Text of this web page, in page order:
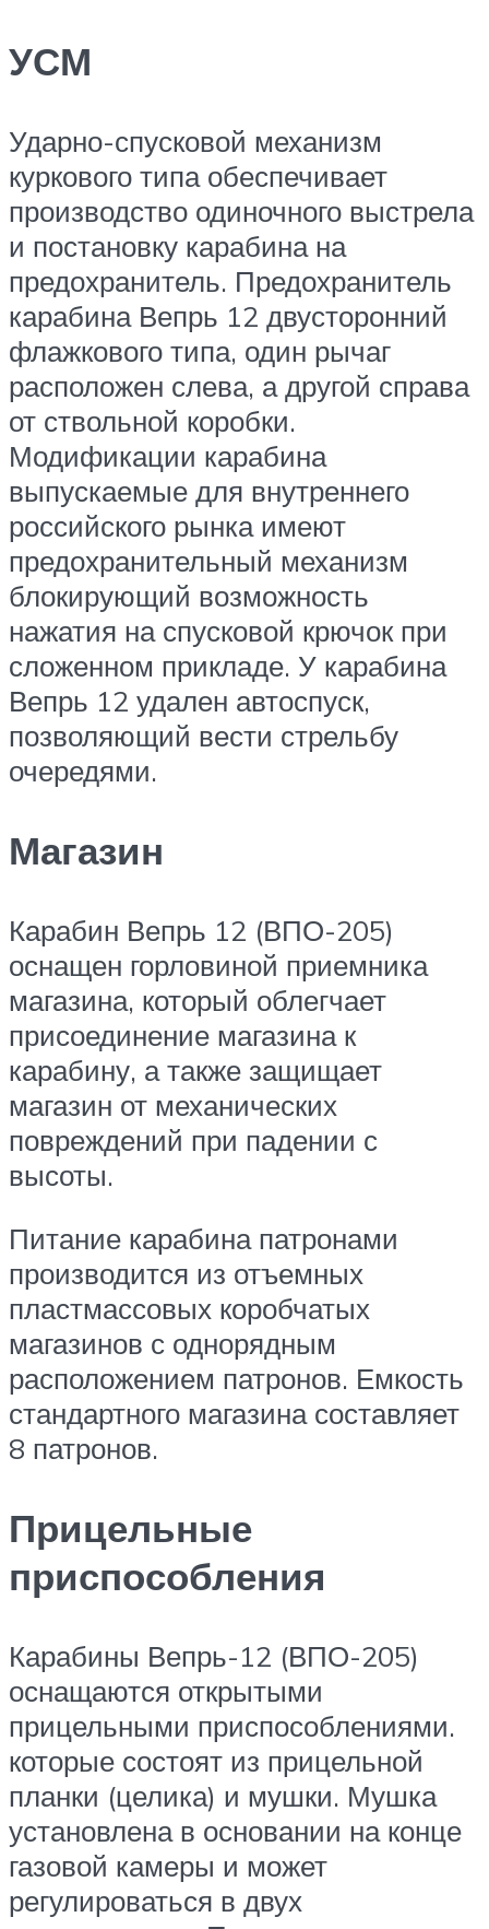
УСМ
Ударно-спусковой механизм
куркового типа обеспечивает
производство одиночного выстрела
и постановку карабина на
предохранитель. Предохранитель
карабина Вепрь 12 двусторонний
флажкового типа, один рычаг
расположен слева, а другой справа
от ствольной коробки.
Модификации карабина
выпускаемые для внутреннего
российского рынка имеют
предохранительный механизм
блокирующий возможность
нажатия на спусковой крючок при
сложенном прикладе. У карабина
Вепрь 12 удален автоспуск,
позволяющий вести стрельбу
очередями.
Магазин
Карабин Вепрь 12 (ВПО-205)
оснащен горловиной приемника
магазина, который облегчает
присоединение магазина к
карабину, а также защищает
магазин от механических
повреждений при падении с
высоты.
Питание карабина патронами
производится из отъемных
пластмассовых коробчатых
магазинов с однорядным
расположением патронов. Емкость
стандартного магазина составляет
8 патронов.
Прицельные
приспособления
Карабины Вепрь-12 (ВПО-205)
оснащаются открытыми
прицельными приспособлениями.
которые состоят из прицельной
планки (целика) и мушки. Мушка
установлена в основании на конце
газовой камеры и может
регулироваться в двух